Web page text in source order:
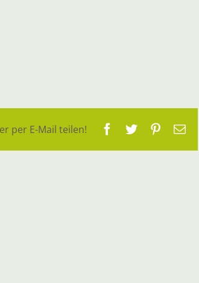
per E-Mail teilen! Facebook
TwitterPinterest
E-